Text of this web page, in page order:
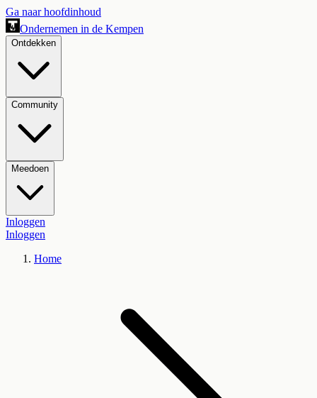
Ga naar hoofdinhoud
Ondernemen in de Kempen
Ontdekken
Community
Meedoen
Inloggen
Inloggen
Home